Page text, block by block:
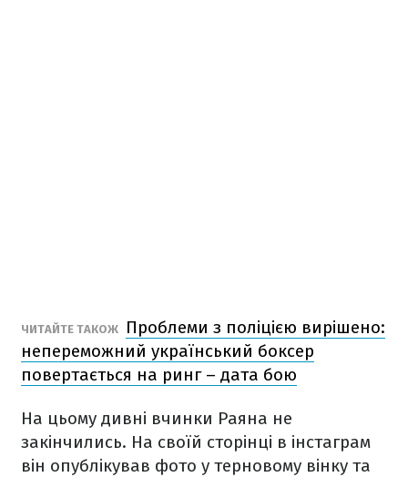
ЧИТАЙТЕ ТАКОЖ
Проблеми з поліцією вирішено:
непереможний український боксер
повертається на ринг – дата бою
На цьому дивні вчинки Раяна не
закінчились. На своїй сторінці в інстаграм
він опублікував фото у терновому вінку та